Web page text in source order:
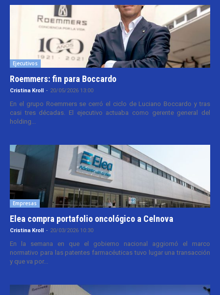
Ejecutivos
Roemmers: fin para Boccardo
Cristina Kroll - 20/05/2026 13:00
En el grupo Roemmers se cerró el ciclo de Luciano Boccardo y tras
casi tres décadas. El ejecutivo actuaba como gerente general del
holding...
Empresas
Elea compra portafolio oncológico a Celnova
Cristina Kroll - 20/03/2026 10:30
En la semana en que el gobierno nacional aggiornó el marco
normativo para las patentes farmacéuticas tuvo lugar una transacción
y que va por...